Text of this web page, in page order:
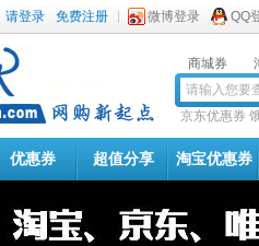
请登录 免费注册 微博登录 QQ
商城券
京东优惠券
优惠券 超值分享 淘宝优惠券